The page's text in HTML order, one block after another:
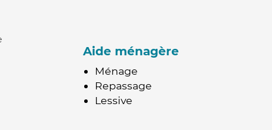
Aide ménagère
Ménage
Repassage
Lessive